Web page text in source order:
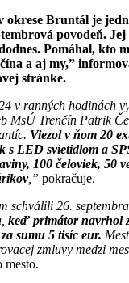
okrese Bruntál je
povodeň.
Pomáhal, kto
a aj my,”
stránke.
v ranných hodinách
MsÚ Trenčín Patrik
Viezol v ňom 20
s LED svietidlom a
100 čeloviek, 50
,” pokračuje.
schválili 26.
keď primátor navrhol
sumu 5 tisíc eur.
zmluvy medzi
mesto.